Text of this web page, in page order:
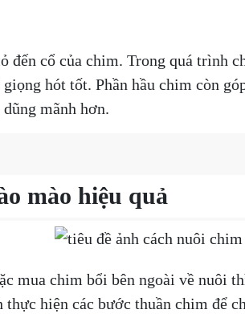
đến cổ của chim. Trong quá trình
hót tốt. Phần hầu chim còn
mãnh hơn.
mào hiệu quả
mua chim bổi bên ngoài về nuôi
hiện các bước thuần chim để